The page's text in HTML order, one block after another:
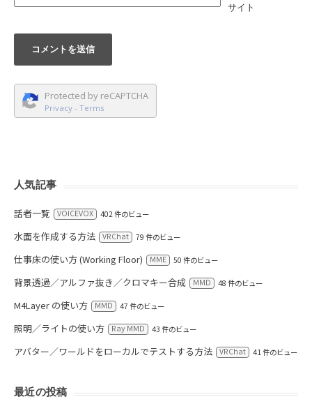
サイト
Protected by reCAPTCHA
Privacy - Terms
人気記事
話者一覧 VOICEVOX 402 件のビュー
水面を作成する方法 VRChat 79 件のビュー
仕事床の使い方 (Working Floor) MME 50 件のビュー
背景透過／アルファ抜き／クロマキー合成 MMD 48 件のビュー
M4Layer の使い方 MMD 47 件のビュー
照明／ライトの使い方 Ray MMD 43 件のビュー
アバター／ワールドをローカルでテストする方法 VRChat 41 件のビュー
最近の投稿